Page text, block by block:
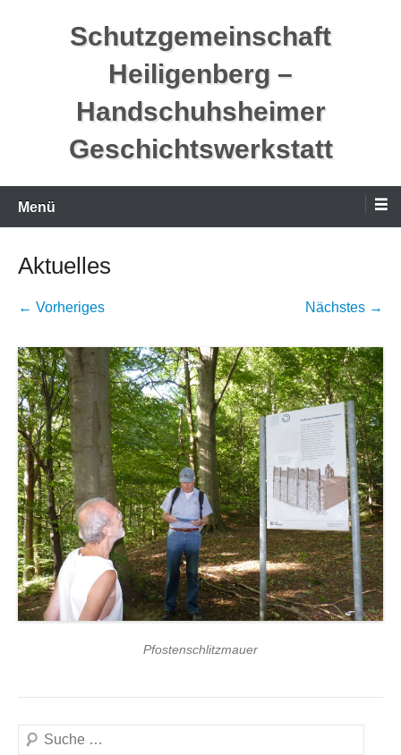
Schutzgemeinschaft
Heiligenberg –
Handschuhsheimer
Geschichtswerkstatt
Menü
Aktuelles
← Vorheriges Nächstes →
Pfostenschlitzmauer
Suchen